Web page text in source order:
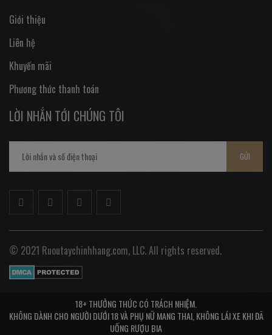
Giới thiệu
Liên hệ
Khuyến mãi
Phương thức thanh toán
LỜI NHẮN TỚI CHÚNG TÔI
GỬI
© 2021 Ruoutaychinhhang.com, LLC. All rights reserved.
18+ THƯỞNG THỨC CÓ TRÁCH NHIỆM.
KHÔNG DÀNH CHO NGƯỜI DƯỚI 18 VÀ PHỤ NỮ MANG THAI, KHÔNG LÁI XE KHI ĐÃ
UỐNG RƯỢU BIA